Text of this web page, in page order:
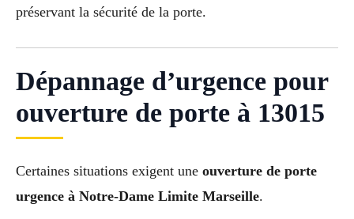
préservant la sécurité de la porte.
Dépannage d’urgence pour
ouverture de porte à 13015
Certaines situations exigent une ouverture de porte
urgence à Notre-Dame Limite Marseille.